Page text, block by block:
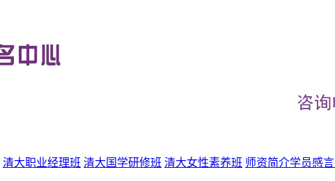
清大职业经理班 清大国学研修班 清大女性素养班 师资简介学员感言